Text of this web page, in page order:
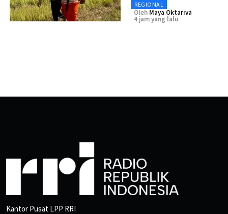
REGIONAL
Oleh Maya Oktariva
4 jam yang lalu
Kantor Pusat LPP RRI